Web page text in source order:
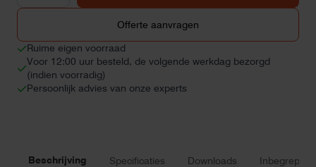
H
aantal
Offerte aanvragen
Ruime eigen voorraad
Voor 12:00 uur besteld, de volgende werkdag bezorgd
(indien voorradig)
Persoonlijk advies van onze experts
Beschrijving Specificaties Downloads Inbegrepen